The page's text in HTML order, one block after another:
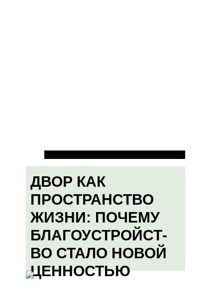
ДВОР КАК
ПРОСТРАНСТВО
ЖИЗНИ: ПОЧЕМУ
БЛАГОУСТРОЙСТ-
ВО СТАЛО НОВОЙ
ЦЕННОСТЬЮ